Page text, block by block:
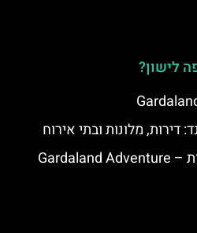
לישון?
דירות, מלונות ובתי אירוח
מלון גארדלנד הרפתקאות – Gardaland Adventure